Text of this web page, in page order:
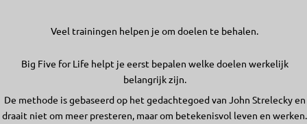
Veel trainingen helpen je om doelen te behalen.
Big Five for Life helpt je eerst bepalen welke doelen werkelijk
belangrijk zijn.
De methode is gebaseerd op het gedachtegoed van John Strelecky en
draait niet om meer presteren, maar om betekenisvol leven en werken.